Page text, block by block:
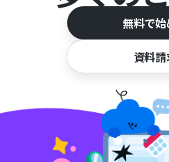
無料で始
資料